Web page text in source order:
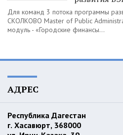
Для команд 3 потока программы
СКОЛКОВО Master of Public
модуль - «Городские финансы...
АДРЕС
Республика Дагестан
г. Хасавюрт, 368000